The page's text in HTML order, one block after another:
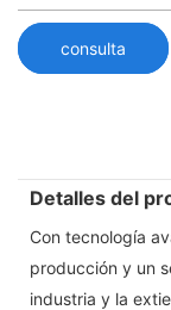
consulta
Detalles del
Con tecnología
producción y un
industria y la